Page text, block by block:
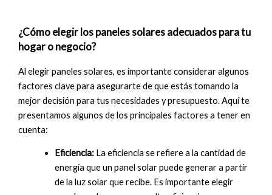
¿Cómo elegir los paneles solares adecuados para tu
hogar o negocio?
Al elegir paneles solares, es importante considerar algunos
factores clave para asegurarte de que estás tomando la
mejor decisión para tus necesidades y presupuesto. Aquí te
presentamos algunos de los principales factores a tener en
cuenta:
Eficiencia: La eficiencia se refiere a la cantidad de
energía que un panel solar puede generar a partir
de la luz solar que recibe. Es importante elegir